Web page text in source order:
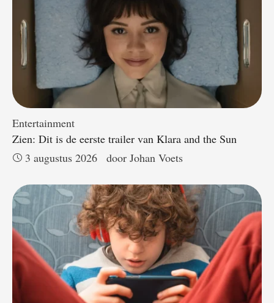
Entertainment
Zien: Dit is de eerste trailer van Klara and the Sun
3 augustus 2026
door Johan Voets